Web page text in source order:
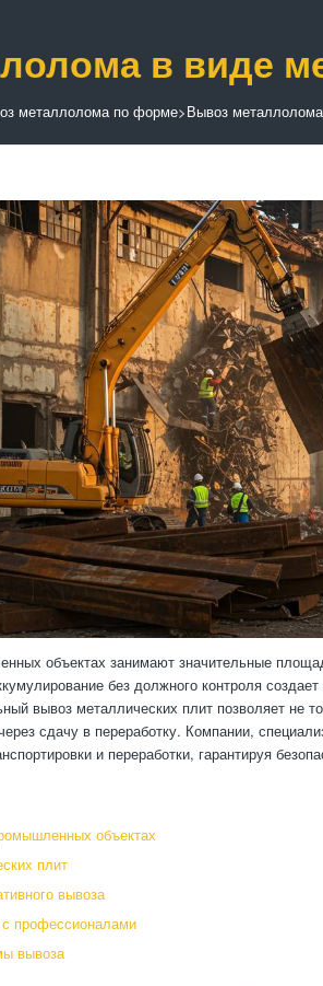
в виде
металлолома по форме>Вывоз
объектах занимают значительные
без должного контроля
вывоз металлических плит позволяет не
сдачу в переработку. Компании,
и переработки, гарантируя
объектах
плит
вывоза
профессионалами
вывоза